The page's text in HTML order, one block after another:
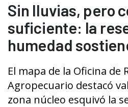
Sin lluvias, pero
suficiente: la
humedad
El mapa de la Oficina de
Agropecuario destacó
zona núcleo esquivó la